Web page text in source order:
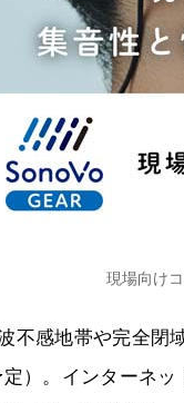
現場向け
不感地帯や完全閉
定）。インターネ